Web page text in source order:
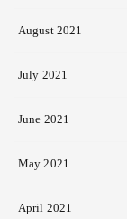
August 2021
July 2021
June 2021
May 2021
April 2021